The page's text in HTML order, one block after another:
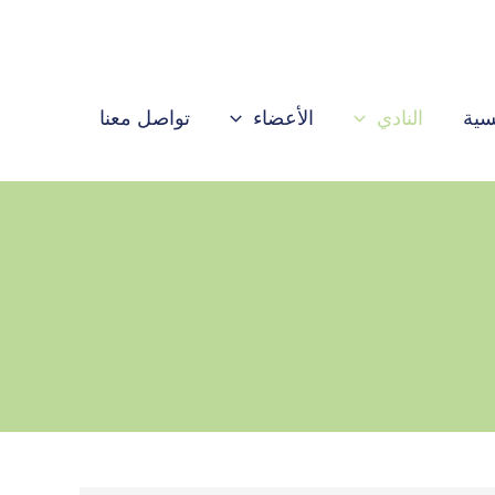
النادي الأعضاء تواصل معنا